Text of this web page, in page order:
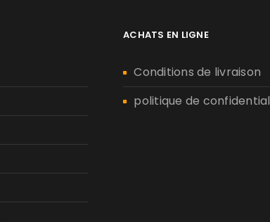
ACHATS EN LIGNE
Conditions de livraison
politique de